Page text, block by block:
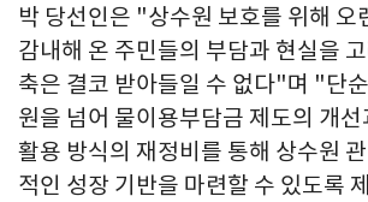
박 당선인은 "상수원 보호를 위해 오
감내해 온 주민들의 부담과 현실을
축은 결코 받아들일 수 없다"며 "단
원을 넘어 물이용부담금 제도의 개
활용 방식의 재정비를 통해 상수원
적인 성장 기반을 마련할 수 있도록